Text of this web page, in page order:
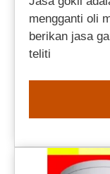
mengganti oli
berikan jasa
teliti